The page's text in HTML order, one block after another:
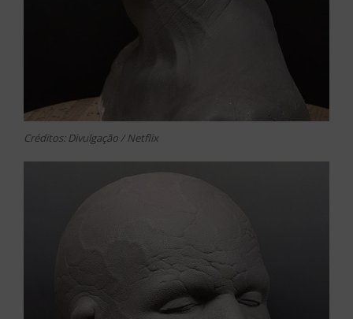
Créditos: Divulgação / Netflix